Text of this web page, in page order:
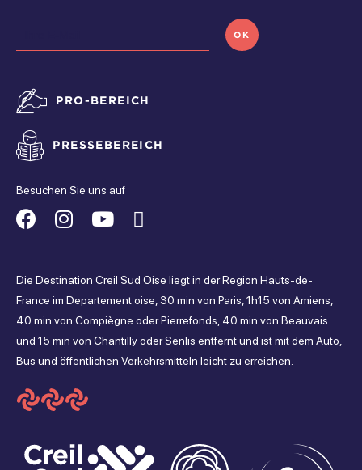
OK
PRO-BEREICH
PRESSEBEREICH
Besuchen Sie uns auf
Besuchen
uns
auf
Facebook
Besuchen
uns
auf
Instagram
Besuchen
uns
auf
Youtube
uns
auf
Tripadvisor
Die Destination Creil Sud Oise liegt in der Region Hauts-de-
France im Departement oise, 30 min von Paris, 1h15 von Amiens,
40 min von Compiègne oder Pierrefonds, 40 min von Beauvais
und 15 min von Chantilly oder Senlis entfernt und ist mit dem Auto,
Bus und öffentlichen Verkehrsmitteln leicht zu erreichen.